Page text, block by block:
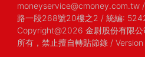
moneyservice@cmoney.com.tw /
路一段268號20樓之2 / 統編:
Copyright@2026 金尉股份有限
所有，禁止擅自轉貼節錄 /